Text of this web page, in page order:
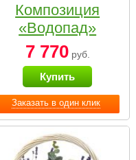
Заказать в один клик
Композиция
«Водопад»
7 770руб.
Купить